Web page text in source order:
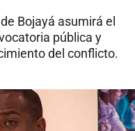
Bojayá asumirá el
pública y
del conflicto.